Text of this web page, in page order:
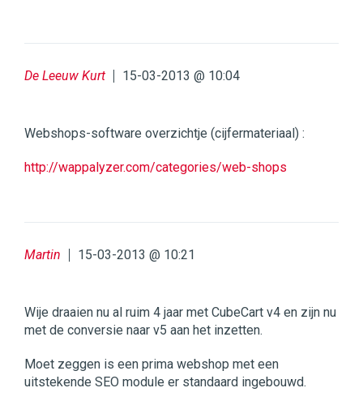
De Leeuw Kurt 15-03-2013 @ 10:04
Webshops-software overzichtje (cijfermateriaal) :
http://wappalyzer.com/categories/web-shops
Martin 15-03-2013 @ 10:21
Wije draaien nu al ruim 4 jaar met CubeCart v4 en zijn nu
met de conversie naar v5 aan het inzetten.
Moet zeggen is een prima webshop met een
uitstekende SEO module er standaard ingebouwd.